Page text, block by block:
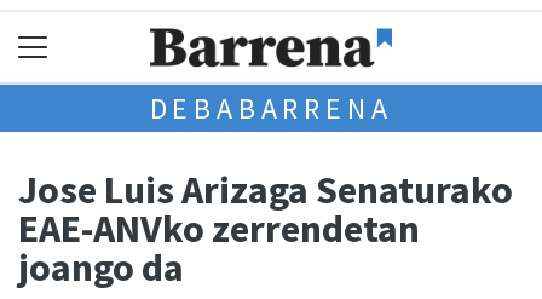
DEBABARRENA
Jose Luis Arizaga Senaturako
EAE-ANVko zerrendetan
joango da